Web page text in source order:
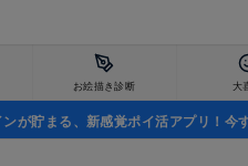
お絵描き診断 大
が貯まる、新感覚ポイ活アプリ！今